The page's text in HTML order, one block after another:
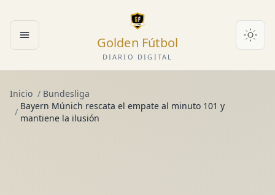
Abrir menú Golden Fútbol
DIARIO DIGITAL
Inicio / Bundesliga
/
Bayern Múnich rescata el empate al minuto 101 y
mantiene la ilusión